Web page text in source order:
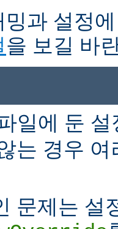
과 설정
을 보길 바
일에 둔
는 경우
문제는 설